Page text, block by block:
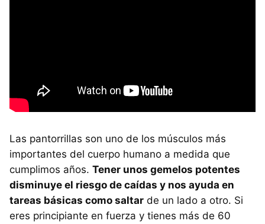
Las pantorrillas son uno de los músculos más
importantes del cuerpo humano a medida que
cumplimos años. Tener unos gemelos potentes
disminuye el riesgo de caídas y nos ayuda en
tareas básicas como saltar de un lado a otro. Si
eres principiante en fuerza y tienes más de 60